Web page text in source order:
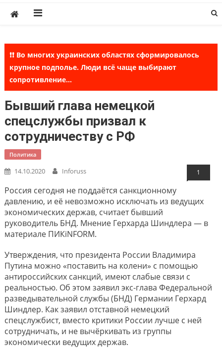
❗❗ Во многих украинских областях сформировалось
крупное подполье. Люди всё чаще выбирают
сопротивление...
Бывший глава немецкой
спецслужбы призвал к
сотрудничеству с РФ
Политика
14.10.2020 Inforuss 1
Россия сегодня не поддаётся санкционному
давлению, и её невозможно исключать из ведущих
экономических держав, считает бывший
руководитель БНД. Мнение Герхарда Шиндлера — в
материале ПИКiNFORM.
Утверждения, что президента России Владимира
Путина можно «поставить на колени» с помощью
антироссийских санкций, имеют слабые связи с
реальностью. Об этом заявил экс-глава Федеральной
разведывательной службы (БНД) Германии Герхард
Шиндлер. Как заявил отставной немецкий
спецслужбист, вместо критики России лучше с ней
сотрудничать, и не вычёркивать из группы
экономически ведущих держав.